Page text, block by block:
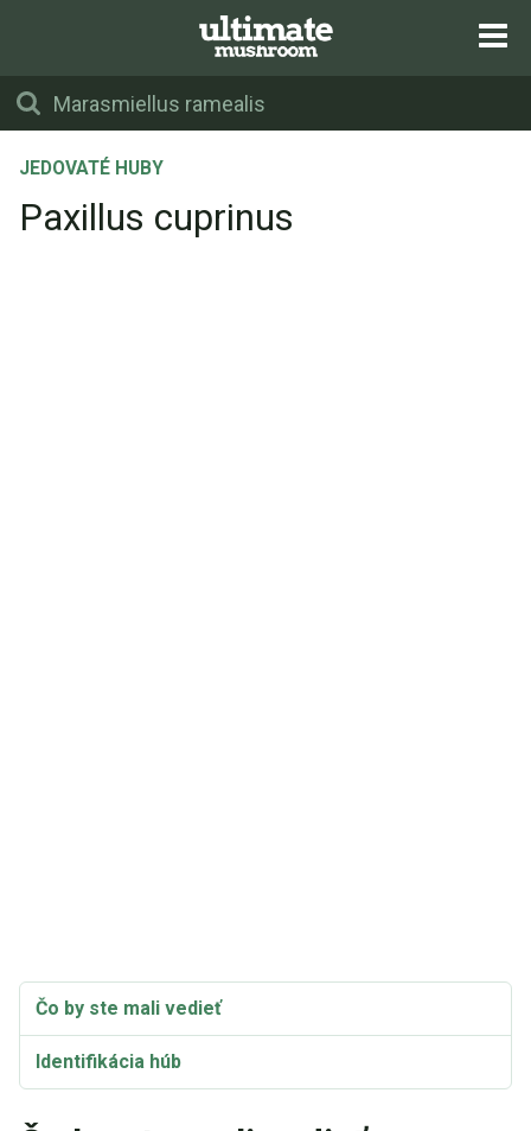
JEDOVATÉ HUBY
Paxillus cuprinus
Čo by ste mali vedieť
Identifikácia húb